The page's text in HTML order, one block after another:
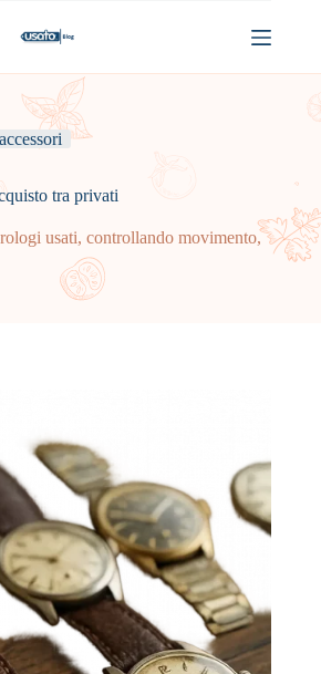
tra privati
usati, controllando movimento,